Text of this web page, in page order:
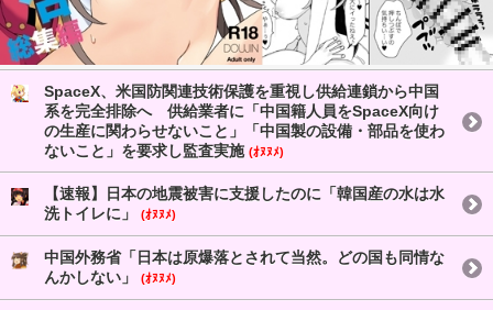
SpaceX、米国防関連技術保護を重視し供給連鎖から中国
系を完全排除へ 供給業者に「中国籍人員をSpaceX向け
の生産に関わらせないこと」「中国製の設備・部品を使わ
ないこと」を要求し監査実施 (ｵﾇﾇﾒ)
【速報】日本の地震被害に支援したのに「韓国産の水は水
洗トイレに」
(ｵﾇﾇﾒ)
中国外務省「日本は原爆落とされて当然。どの国も同情な
んかしない」
(ｵﾇﾇﾒ)